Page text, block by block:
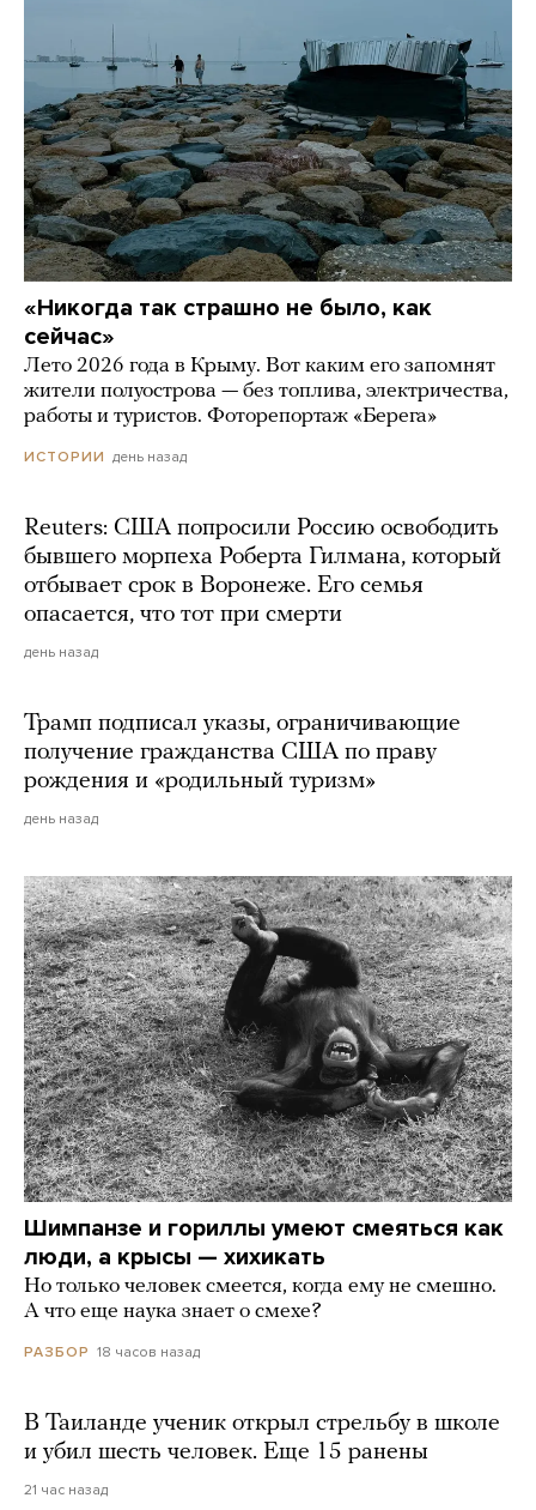
«Никогда так страшно не было, как
сейчас»
Лето 2026 года в Крыму. Вот каким его запомнят
жители полуострова — без топлива, электричества,
работы и туристов. Фоторепортаж «Берега»
ИСТОРИИ день назад
Reuters: США попросили Россию освободить
бывшего морпеха Роберта Гилмана, который
отбывает срок в Воронеже. Его семья
опасается, что тот при смерти
день назад
Трамп подписал указы, ограничивающие
получение гражданства США по праву
рождения и «родильный туризм»
день назад
Шимпанзе и гориллы умеют смеяться как
люди, а крысы — хихикать
Но только человек смеется, когда ему не смешно.
А что еще наука знает о смехе?
РАЗБОР 18 часов назад
В Таиланде ученик открыл стрельбу в школе
и убил шесть человек. Еще 15 ранены
21 час назад